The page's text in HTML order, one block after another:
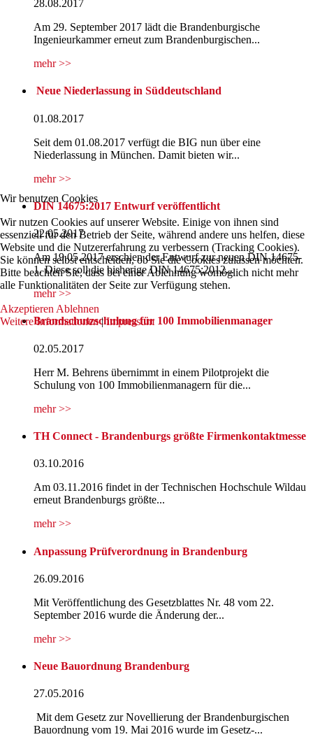
28.08.2017
Am 29. September 2017 lädt die Brandenburgische
Ingenieurkammer erneut zum Brandenburgischen...
mehr >>
Neue Niederlassung in Süddeutschland
01.08.2017
Seit dem 01.08.2017 verfügt die BIG nun über eine
Niederlassung in München. Damit bieten wir...
mehr >>
DIN 14675:2017 Entwurf veröffentlicht
22.05.2017
Am 19.05.2017 erschien der Entwurf zur neuen DIN 14675-
1. Diese soll die bisherige DIN 14675:2012...
mehr >>
Brandschutzschulung für 100 Immobilienmanager
02.05.2017
Herr M. Behrens übernimmt in einem Pilotprojekt die
Schulung von 100 Immobilienmanagern für die...
mehr >>
TH Connect - Brandenburgs größte Firmenkontaktmesse
03.10.2016
Am 03.11.2016 findet in der Technischen Hochschule Wildau
erneut Brandenburgs größte...
mehr >>
Anpassung Prüfverordnung in Brandenburg
26.09.2016
Mit Veröffentlichung des Gesetzblattes Nr. 48 vom 22.
September 2016 wurde die Änderung der...
mehr >>
Neue Bauordnung Brandenburg
27.05.2016
Mit dem Gesetz zur Novellierung der Brandenburgischen
Bauordnung vom 19. Mai 2016 wurde im Gesetz-...
Wir benutzen Cookies
Wir nutzen Cookies auf unserer Website. Einige von ihnen sind
essenziell für den Betrieb der Seite, während andere uns helfen, diese
Website und die Nutzererfahrung zu verbessern (Tracking Cookies).
Sie können selbst entscheiden, ob Sie die Cookies zulassen möchten.
Bitte beachten Sie, dass bei einer Ablehnung womöglich nicht mehr
alle Funktionalitäten der Seite zur Verfügung stehen.
Akzeptieren Ablehnen
Weitere Informationen|Impressum